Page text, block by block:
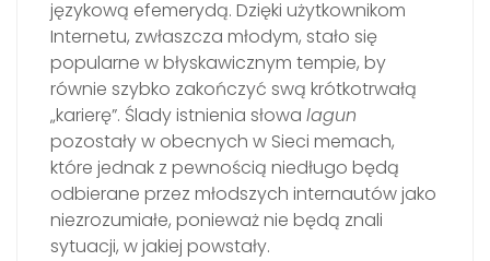
językową efemerydą. Dzięki użytkownikom
Internetu, zwłaszcza młodym, stało się
popularne w błyskawicznym tempie, by
równie szybko zakończyć swą krótkotrwałą
„karierę”. Ślady istnienia słowa lagun
pozostały w obecnych w Sieci memach,
które jednak z pewnością niedługo będą
odbierane przez młodszych internautów jako
niezrozumiałe, ponieważ nie będą znali
sytuacji, w jakiej powstały.